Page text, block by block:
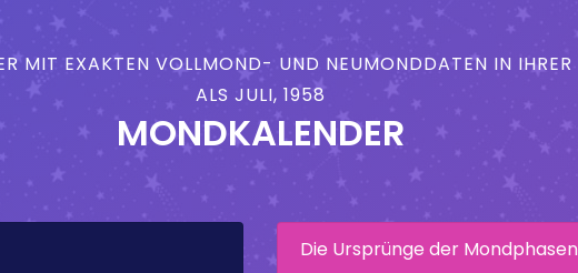
MIT EXAKTEN VOLLMOND- UND NEUMONDDATEN IN
ALS JULI, 1958
MONDKALENDER
Die Ursprünge der